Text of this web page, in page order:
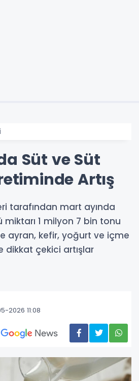
Süt ve Süt
Artış
tarafından mart ayında
1 milyon 7 bin tonu
ayran, kefir, yoğurt ve içme
dikkat çekici artışlar
2026 11:08